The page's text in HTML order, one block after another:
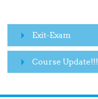
Exit-Exam
Course Update!!!